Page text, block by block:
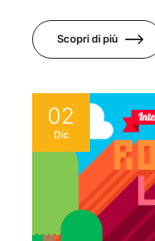
Scopri di più
02
Dic